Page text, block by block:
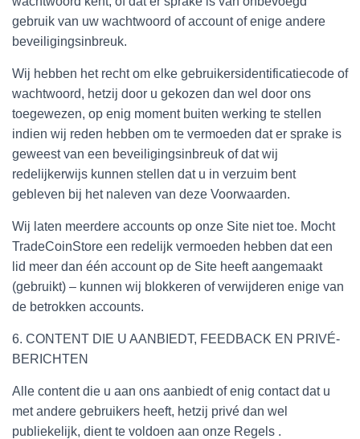
gebruik van uw wachtwoord of account of enige andere
beveiligingsinbreuk.
Wij hebben het recht om elke gebruikersidentificatiecode of
wachtwoord, hetzij door u gekozen dan wel door ons
toegewezen, op enig moment buiten werking te stellen
indien wij reden hebben om te vermoeden dat er sprake is
geweest van een beveiligingsinbreuk of dat wij
redelijkerwijs kunnen stellen dat u in verzuim bent
gebleven bij het naleven van deze Voorwaarden.
Wij laten meerdere accounts op onze Site niet toe. Mocht
TradeCoinStore een redelijk vermoeden hebben dat een
lid meer dan één account op de Site heeft aangemaakt
(gebruikt) – kunnen wij blokkeren of verwijderen enige van
de betrokken accounts.
6. CONTENT DIE U AANBIEDT, FEEDBACK EN PRIVÉ-
BERICHTEN
Alle content die u aan ons aanbiedt of enig contact dat u
met andere gebruikers heeft, hetzij privé dan wel
publiekelijk, dient te voldoen aan onze Regels .